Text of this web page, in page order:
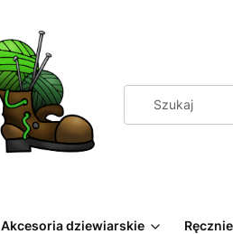
Akcesoria dziewiarskie